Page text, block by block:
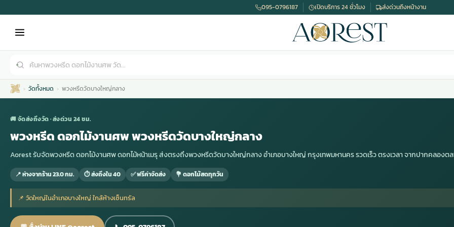
ดอกไม้หน้าศพ
ดอกไม้จัดงานศพ
จัดดอกไม้หน้าศพ
พวงหรีด กรุงเทพ
พวงหรีดราคา
สั่งพวงหรีด
มรุ
น้าเมรุ
มรุสีขาว
ไม้งานแต่ง
ไม้งานแต่ง ราคา
ไม้งานแต่ง ราคาถูก
พวงหรีดพัดลม
พวงหรีดพัดลม ราคา
พวงหรีดพัดลม ราคาถูก
รับจัดงานศพ
รับจัดงานศพ ราคา
รับจัดงานศพ ครบวงจร
095-0796187 เปิดบริการ 24 ชั่วโมง ส่งด่วนถึงหน้างาน
วัดทั้งหมด พวงหรีดวัดบางใหญ่กลาง
🚚 จัดส่งถึงวัด · ส่งด่วน 24 ชม.
พวงหรีด ดอกไม้งานศพ พวงหรีดวัดบางใหญ่กลาง
Aorest รับจัดพวงหรีด ดอกไม้งานศพ ดอกไม้หน้าเมรุ ส่งตรงถึงพวงหรีดวัดบางใหญ่กลาง อำเภอบางใหญ่ กรุงเทพมหานคร รวดเร็ว ตรงเวลา จากปากคลองต
📍 ห่างจากร้าน 23.0 กม. ⏱ ส่งถึงใน 40 ✅ ฟรีค่าจัดส่ง 💐 ดอกไม้สดทุกวัน
📌 วัดใหญ่ในอำเภอบางใหญ่ ใกล้ห้างเซ็นทรัล